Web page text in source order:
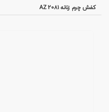
کفش چرم زنانه AZ 2081